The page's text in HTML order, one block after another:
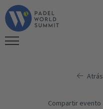
Atrás
Compartir evento